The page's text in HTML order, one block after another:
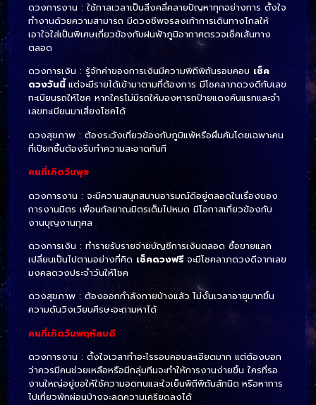
ดวงการงาน : ใช้กาลเวลาเป็นสิ่งคลี่คลายปัญหาทุกอย่างการ ตั้งใจ
ทำงานด้วยความสามารถ มีดวงชีพจรลงเท้าการเดินทางไกลให้
เอาใจใส่เป็นพิเศษเกี่ยวข้องกับฝนฟ้าภูมิอากาศตรวจเช็คเส้นทาง
ตลอด
ดวงการเงิน : รู้จักค่าของการเงินมีความพิถีพิถันรอบคอบ เช็ค
ดวงวันนี้ แต่จะมีรายได้เข้ามาตามที่ต้องการ มีโชคลาภดวงดีกับเลข
ทะเบียนรถให้โชค หากใครไม่มีรถให้มองหารถป้ายแดงคันแรกและจำ
เลขทะเบียนมาเสี่ยงโชคได้
ดวงสุขภาพ : ต้องระวังเกี่ยวข้องกับภูมิแพ้หรือผื่นคันโดยเฉพาะคน
ที่เปียกชื้นต้องรีบทำความสะอาดทันที
คนที่เกิดวันพุธ
ดวงการงาน : จะมีความสนุกสนานอารมณ์ดีอยู่ตลอดในเรื่องของ
การงานมิตร เพื่อนกัลยาณมิตรเต็มไปหมด มีโอกาสเกี่ยวข้องกับ
งานบุญงานกุศล
ดวงการเงิน : ทำรายรับรายจ่ายบัญชีการเงินตลอด ซื้อขายแลก
เปลี่ยนเป็นไปตามอย่างที่คิด เช็คดวงฟรี จะมีโชคลาภดวงดีจากเลข
มงคลดวงประจำวันให้โชค
ดวงสุขภาพ : ต้องออกกำลังกายบ้างแล้ว ไม่งั้นเวลาอายุมากขึ้น
ความดันวิงเวียนศีรษะจะถามหาได้
คนที่เกิดวันพฤหัสบดี
ดวงการงาน : ตั้งใจเวลาทำอะไรรอบคอบละเอียดมาก แต่ต้องบอก
ว่าควรมีคนช่วยเหลือหรือมีกลุ่มทีมจะทำให้การงานง่ายขึ้น ใครที่รอ
งานใหญ่อยู่ขอให้ใช้ความอดทนและใจเย็นพิถีพิถันสักนิด หรือหาการ
ไปเที่ยวพักผ่อนบ้างจะลดความเครียดลงได้